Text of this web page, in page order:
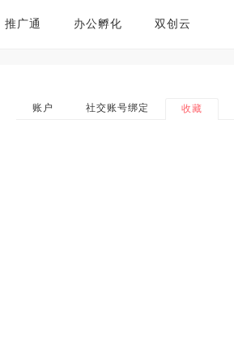
推广通 办公孵化 双创云
账户 社交账号绑定 收藏